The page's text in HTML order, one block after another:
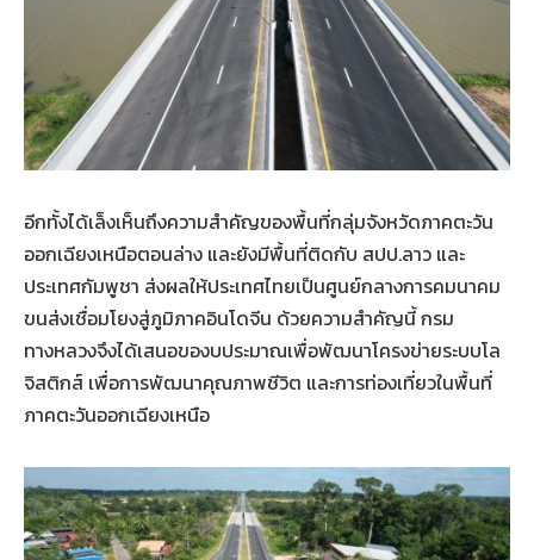
อีกทั้งได้เล็งเห็นถึงความสำคัญของพื้นที่กลุ่มจังหวัดภาคตะวัน
ออกเฉียงเหนือตอนล่าง และยังมีพื้นที่ติดกับ สปป.ลาว และ
ประเทศกัมพูชา ส่งผลให้ประเทศไทยเป็นศูนย์กลางการคมนาคม
ขนส่งเชื่อมโยงสู่ภูมิภาคอินโดจีน ด้วยความสำคัญนี้ กรม
ทางหลวงจึงได้เสนอของบประมาณเพื่อพัฒนาโครงข่ายระบบโล
จิสติกส์ เพื่อการพัฒนาคุณภาพชีวิต และการท่องเที่ยวในพื้นที่
ภาคตะวันออกเฉียงเหนือ